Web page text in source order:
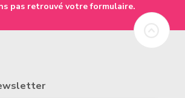
pas retrouvé votre formulaire.